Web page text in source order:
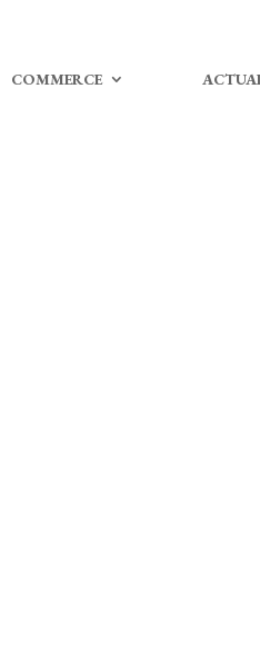
COMMERCE